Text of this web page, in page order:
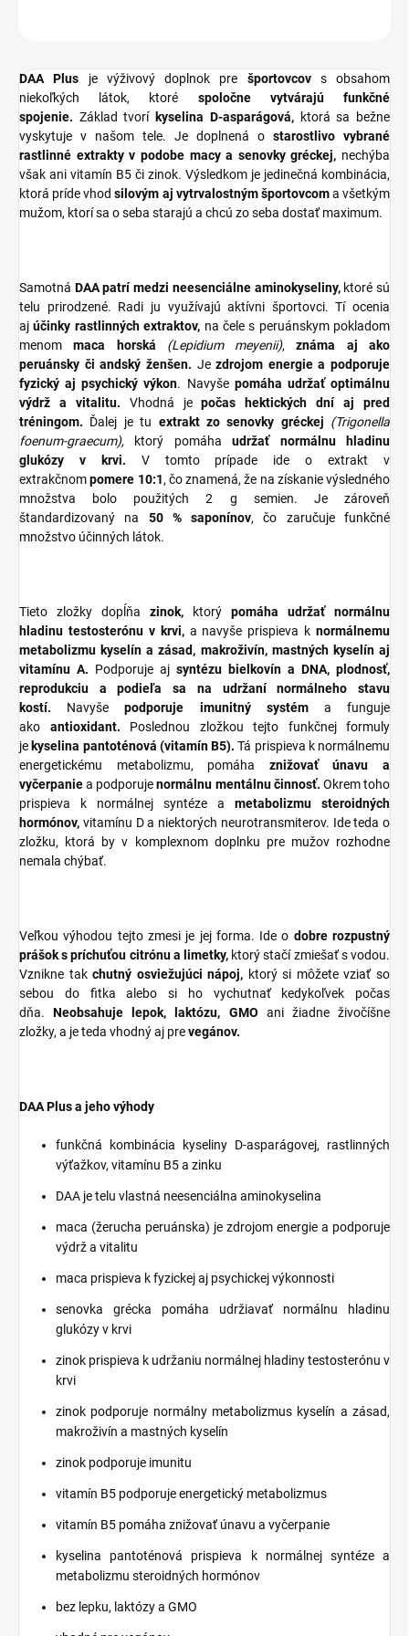
DAA Plus je výživový doplnok pre športovcovs obsahom
niekoľkých látok, ktoré spoločne vytvárajú funkčné
spojenie. Základ tvorí kyselina D-asparágová,ktorá sa bežne
vyskytuje v našom tele. Je doplnená o starostlivo vybrané
rastlinné extrakty v podobe macy a senovky gréckej, nechýba
však ani vitamín B5 či zinok. Výsledkom je jedinečná kombinácia,
ktorá príde vhodsilovým aj vytrvalostným športovcoma všetkým
mužom, ktorí sa o seba starajú a chcú zo seba dostať maximum.
Samotná DAA patrí medzi neesenciálne aminokyseliny,ktoré sú
telu prirodzené. Radi ju využívajú aktívni športovci. Tí ocenia
ajúčinky rastlinných extraktov, na čele s peruánskym pokladom
menommaca horská (Lepidium meyenii), známa aj ako
peruánsky či andský ženšen. Jezdrojom energie a podporuje
fyzický aj psychický výkon. Navyšepomáha udržať optimálnu
výdrž a vitalitu. Vhodná jepočas hektických dní aj pred
tréningom. Ďalej je tu extrakt zo senovky gréckej (Trigonella
foenum-graecum), ktorý pomáha udržať normálnu hladinu
glukózy v krvi. V tomto prípade ide o extrakt v
extrakčnompomere 10:1, čo znamená, že na získanie výsledného
množstva bolo použitých 2 g semien. Je zároveň
štandardizovaný na 50 % saponínov, čo zaručuje funkčné
množstvo účinných látok.
Tieto zložky dopĺňa zinok, ktorý pomáha udržať normálnu
hladinu testosterónu v krvi,a navyše prispieva k normálnemu
metabolizmu kyselín a zásad, makroživín, mastných kyselín aj
vitamínu A. Podporuje aj syntézu bielkovín a DNA, plodnosť,
reprodukciu a podieľa sa na udržaní normálneho stavu
kostí. Navyše podporuje imunitný systéma funguje
ako antioxidant. Poslednou zložkou tejto funkčnej formuly
je kyselina pantoténová (vitamín B5). Tá prispieva k normálnemu
energetickému metabolizmu, pomáha znižovať únavu a
vyčerpaniea podporujenormálnu mentálnu činnosť. Okrem toho
prispieva k normálnej syntéze a metabolizmu steroidných
hormónov, vitamínu D a niektorých neurotransmiterov. Ide teda o
zložku, ktorá by v komplexnom doplnku pre mužov rozhodne
nemala chýbať.
Veľkou výhodou tejto zmesi je jej forma. Ide o dobre rozpustný
prášok s príchuťou citrónu a limetky, ktorý stačí zmiešať s vodou.
Vznikne takchutný osviežujúci nápoj, ktorý si môžete vziať so
sebou do fitka alebo si ho vychutnať kedykoľvek počas
dňa.Neobsahuje lepok, laktózu, GMO ani žiadne živočíšne
zložky, a je teda vhodný aj prevegánov.
DAA Plus a jeho výhody
funkčná kombinácia kyseliny D-asparágovej, rastlinných
výťažkov, vitamínu B5 a zinku
DAA je telu vlastná neesenciálna aminokyselina
maca (žerucha peruánska) je zdrojom energie a podporuje
výdrž a vitalitu
maca prispieva k fyzickej aj psychickej výkonnosti
senovka grécka pomáha udržiavať normálnu hladinu
glukózy v krvi
zinok prispieva k udržaniu normálnej hladiny testosterónu v
krvi
zinok podporuje normálny metabolizmus kyselín a zásad,
makroživín a mastných kyselín
zinok podporuje imunitu
vitamín B5 podporuje energetický metabolizmus
vitamín B5 pomáha znižovať únavu a vyčerpanie
kyselina pantoténová prispieva k normálnej syntéze a
metabolizmu steroidných hormónov
bez lepku, laktózy a GMO